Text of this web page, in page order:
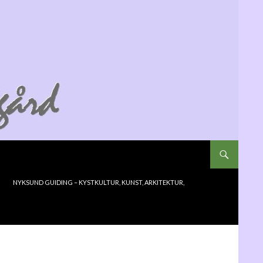
NYKSUND GUIDING – KYSTKULTUR, KUNST, ARKITEKTUR,